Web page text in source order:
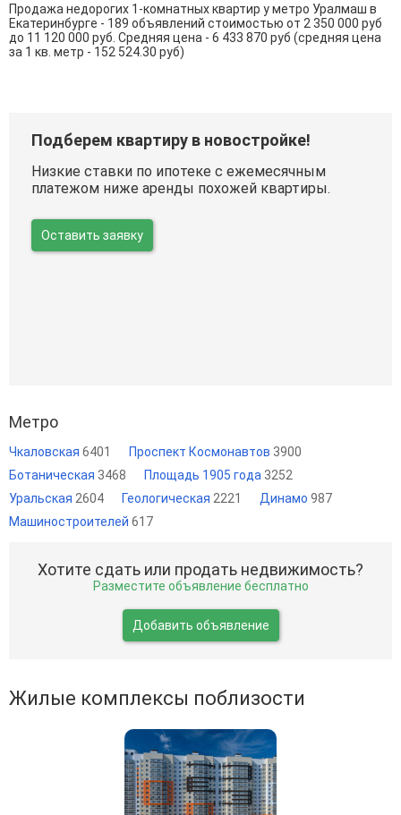
Продажа недорогих 1-комнатных квартир у метро Уралмаш в
Екатеринбурге - 189 объявлений стоимостью от 2 350 000 руб
до 11 120 000 руб. Средняя цена - 6 433 870 руб (средняя цена
за 1 кв. метр - 152 524.30 руб)
Подберем квартиру в новостройке!
Низкие ставки по ипотеке с ежемесячным
платежом ниже аренды похожей квартиры.
Оставить заявку
Метро
Чкаловская 6401 Проспект Космонавтов 3900
Ботаническая 3468 Площадь 1905 года 3252
Уральская 2604 Геологическая 2221 Динамо 987
Машиностроителей 617
Хотите сдать или продать недвижимость?
Разместите объявление бесплатно
Добавить объявление
Жилые комплексы поблизости